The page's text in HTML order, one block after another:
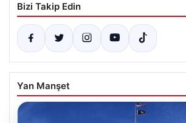
Bizi Takip Edin
Yan Manşet